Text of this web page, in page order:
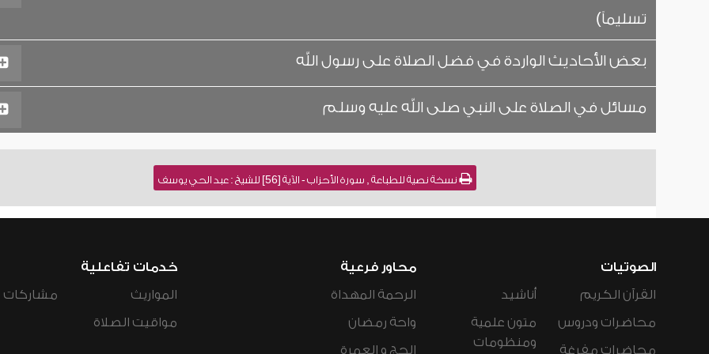
تسليماً)
بعض الأحاديث الواردة في فضل الصلاة على رسول الله
مسائل في الصلاة على النبي صلى الله عليه وسلم
نسخة نصية للطباعة , سورة الأحزاب - الآية [56] للشيخ : عبد الحي يوسف
الصوتيات
القرآن الكريم
محاضرات ودروس
محاضرات مفرغة
أناشيد
متون علمية
ومنظومات
محاور فرعية
الرحمة المهداة
واحة رمضان
الحج و العمرة
خدمات تفاعلية
المواريث
مواقيت الصلاة
مشاركات